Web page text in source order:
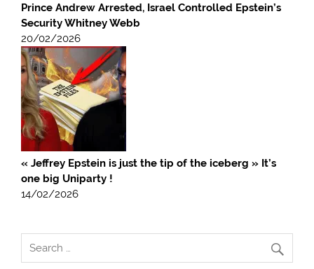
Prince Andrew Arrested, Israel Controlled Epstein’s
Security Whitney Webb
20/02/2026
« Jeffrey Epstein is just the tip of the iceberg » It’s
one big Uniparty !
14/02/2026